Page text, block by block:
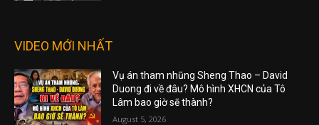
VIDEO MỚI NHẤT
Vụ án tham nhũng Sheng Thao – David
Duong đi về đâu? Mô hình XHCN của Tô
Lâm bao giờ sẽ thành?
August 5, 2026